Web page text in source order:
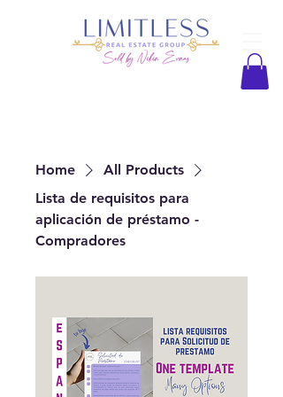
Home
All Products
Lista de requisitos para
aplicación de préstamo -
Compradores